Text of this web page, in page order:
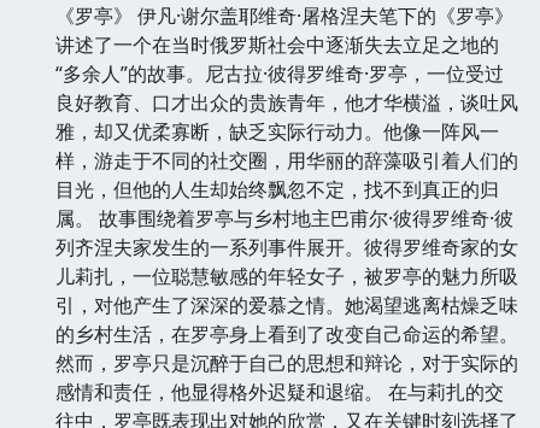
《罗亭》 伊凡·谢尔盖耶维奇·屠格涅夫笔下的《罗亭》
讲述了一个在当时俄罗斯社会中逐渐失去立足之地的
“多余人”的故事。尼古拉·彼得罗维奇·罗亭，一位受过
良好教育、口才出众的贵族青年，他才华横溢，谈吐风
雅，却又优柔寡断，缺乏实际行动力。他像一阵风一
样，游走于不同的社交圈，用华丽的辞藻吸引着人们的
目光，但他的人生却始终飘忽不定，找不到真正的归
属。 故事围绕着罗亭与乡村地主巴甫尔·彼得罗维奇·彼
列齐涅夫家发生的一系列事件展开。彼得罗维奇家的女
儿莉扎，一位聪慧敏感的年轻女子，被罗亭的魅力所吸
引，对他产生了深深的爱慕之情。她渴望逃离枯燥乏味
的乡村生活，在罗亭身上看到了改变自己命运的希望。
然而，罗亭只是沉醉于自己的思想和辩论，对于实际的
感情和责任，他显得格外迟疑和退缩。 在与莉扎的交
往中，罗亭既表现出对她的欣赏，又在关键时刻选择了